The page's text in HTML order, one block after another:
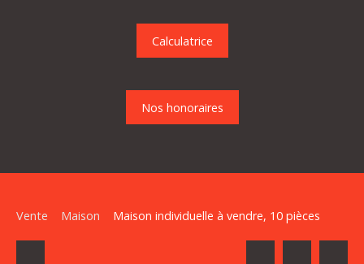
Calculatrice
Nos honoraires
Vente Maison Maison individuelle à vendre, 10 pièces